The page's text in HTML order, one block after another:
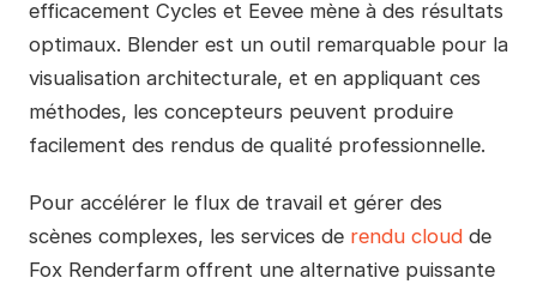
efficacement Cycles et Eevee mène à des résultats
optimaux. Blender est un outil remarquable pour la
visualisation architecturale, et en appliquant ces
méthodes, les concepteurs peuvent produire
facilement des rendus de qualité professionnelle.
Pour accélérer le flux de travail et gérer des
scènes complexes, les services de rendu cloudde
Fox Renderfarm offrent une alternative puissante